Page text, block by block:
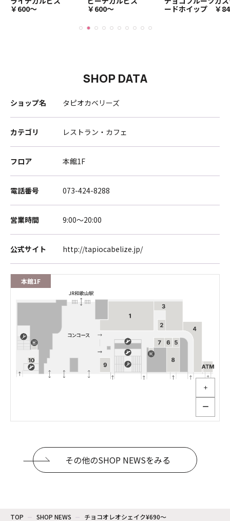
￥600〜
￥600〜
ードホイップ ￥
SHOP DATA
ショップ名 タピオカベリーズ
カテゴリ レストラン・カフェ
フロア 本館1F
電話番号 073-424-8288
営業時間 9:00～20:00
公式サイト http://tapiocabelize.jp/
本館1F
＋
ー
その他のSHOP NEWSをみる
TOP SHOP NEWS チョコオレオシェイク¥690〜